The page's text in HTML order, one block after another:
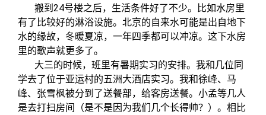
搬到24号楼之后，生活条件好了不少。比如水房里
有了比较好的淋浴设施。北京的自来水可能是出自地下
水的缘故，冬暖夏凉，一年四季都可以冲凉。这下水房
里的歌声就更多了。
大三的时候，班里有暑期实习的安排。我和几位同
学去了位于亚运村的五洲大酒店实习。我和徐峰、马
峰、张雪枫被分到了送餐部，给客房送餐。小孟等几人
是去打扫房间
（是不是因为我们几个长得帅？） 。相比